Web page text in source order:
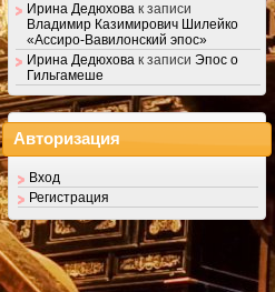
Ирина Дедюхова к записи
Владимир Казимирович Шилейко
«Ассиро-Вавилонский эпос»
Ирина Дедюхова к записи Эпос о
Гильгамеше
Авторизация
Вход
Регистрация